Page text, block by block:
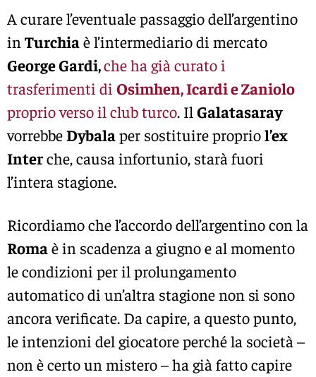
A curare l’eventuale passaggio dell’argentino
in Turchiaè l’intermediario di mercato
George Gardi,che ha già curato i
trasferimenti di Osimhen, Icardi e Zaniolo
proprio verso il club turco. Il Galatasaray
vorrebbeDybalaper sostituire propriol’ex
Interche, causa infortunio, starà fuori
l’intera stagione.
Ricordiamo che l’accordo dell’argentino con la
Romaè in scadenza a giugno e al momento
le condizioni per il prolungamento
automatico di un’altra stagione non si sono
ancora verificate. Da capire, a questo punto,
le intenzioni del giocatore perché la società –
non è certo un mistero – ha già fatto capire